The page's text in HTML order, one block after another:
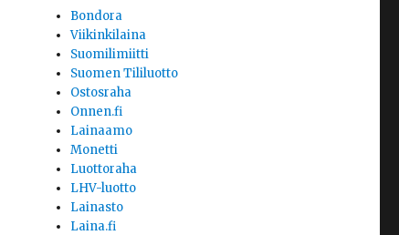
Bondora
Viikinkilaina
Suomilimiitti
Suomen Tililuotto
Ostosraha
Onnen.fi
Lainaamo
Monetti
Luottoraha
LHV-luotto
Lainasto
Laina.fi